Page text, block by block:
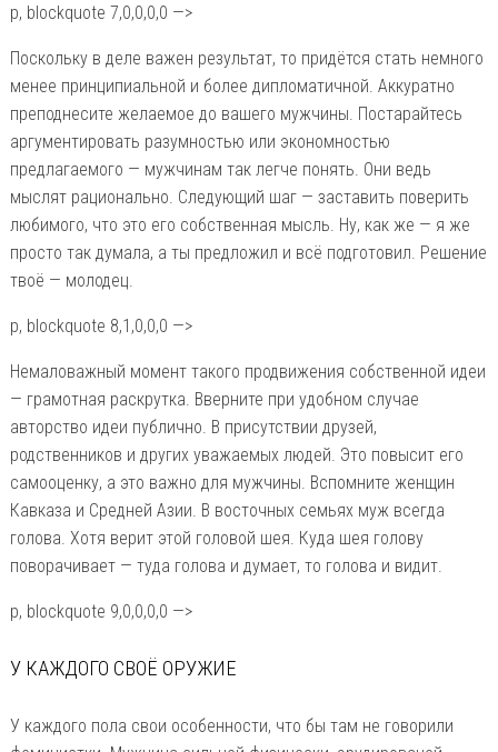
p, blockquote 7,0,0,0,0 —>
Поскольку в деле важен результат, то придётся стать немного
менее принципиальной и более дипломатичной. Аккуратно
преподнесите желаемое до вашего мужчины. Постарайтесь
аргументировать разумностью или экономностью
предлагаемого — мужчинам так легче понять. Они ведь
мыслят рационально. Следующий шаг — заставить поверить
любимого, что это его собственная мысль. Ну, как же — я же
просто так думала, а ты предложил и всё подготовил. Решение
твоё — молодец.
p, blockquote 8,1,0,0,0 —>
Немаловажный момент такого продвижения собственной идеи
— грамотная раскрутка. Вверните при удобном случае
авторство идеи публично. В присутствии друзей,
родственников и других уважаемых людей. Это повысит его
самооценку, а это важно для мужчины. Вспомните женщин
Кавказа и Средней Азии. В восточных семьях муж всегда
голова. Хотя верит этой головой шея. Куда шея голову
поворачивает — туда голова и думает, то голова и видит.
p, blockquote 9,0,0,0,0 —>
У КАЖДОГО СВОЁ ОРУЖИЕ
У каждого пола свои особенности, что бы там не говорили